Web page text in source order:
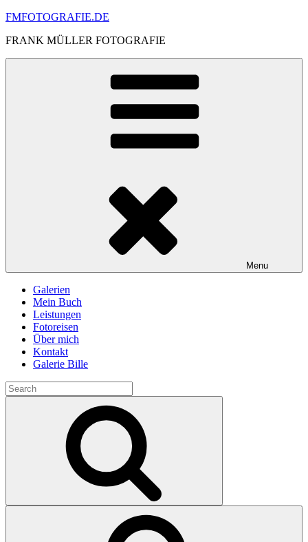
Skip
content
FMFOTOGRAFIE.DE
FRANK MÜLLER FOTOGRAFIE
Menu
Galerien
Mein Buch
Leistungen
Fotoreisen
Über mich
Kontakt
Galerie Bille
Search
for: